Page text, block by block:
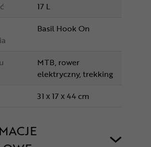
17 L
Basil Hook On
MTB, rower
elektryczny, trekking
31 x 17 x 44 cm